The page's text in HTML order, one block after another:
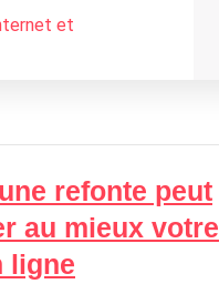
refonte peut
au mieux votre
ligne